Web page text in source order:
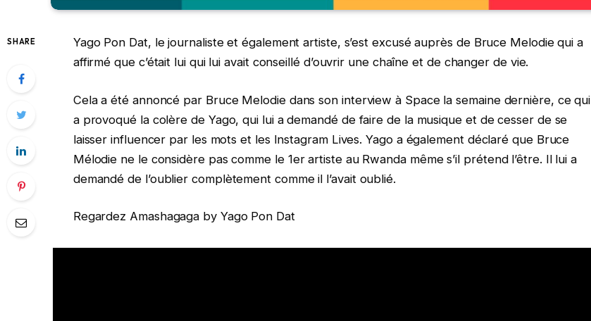
SHARE
Yago Pon Dat, le journaliste et également artiste, s’est excusé auprès de Bruce Melodie qui a
affirmé que c’était lui qui lui avait conseillé d’ouvrir une chaîne et de changer de vie.
Cela a été annoncé par Bruce Melodie dans son interview à Space la semaine dernière, ce qui
a provoqué la colère de Yago, qui lui a demandé de faire de la musique et de cesser de se
laisser influencer par les mots et les Instagram Lives. Yago a également déclaré que Bruce
Mélodie ne le considère pas comme le 1er artiste au Rwanda même s’il prétend l’être. Il lui a
demandé de l’oublier complètement comme il l’avait oublié.
Regardez Amashagaga by Yago Pon Dat